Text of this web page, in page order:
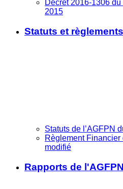
Décret 2016-1306
2015
Statuts et règlements
Statuts de l’AGFPN
Règlement Financier
modifié
Rapports de l'AGFPN